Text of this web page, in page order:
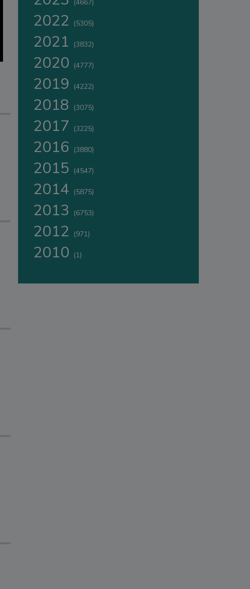
(4667)
2022 (5305)
2021 (3832)
2020 (4777)
2019 (4222)
2018 (3075)
2017 (3225)
2016 (3880)
2015 (4547)
2014 (5875)
2013 (6753)
2012 (971)
2010 (1)